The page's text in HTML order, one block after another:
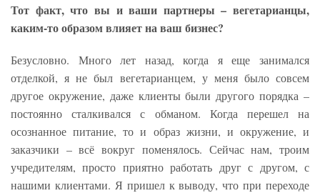
Тот факт, что вы и ваши партнеры – вегетарианцы,
каким-то образом влияет на ваш бизнес?
Безусловно. Много лет назад, когда я еще занимался
отделкой, я не был вегетарианцем, у меня было совсем
другое окружение, даже клиенты были другого порядка –
постоянно сталкивался с обманом. Когда перешел на
осознанное питание, то и образ жизни, и окружение, и
заказчики – всё вокруг поменялось. Сейчас нам, троим
учредителям, просто приятно работать друг с другом, с
нашими клиентами. Я пришел к выводу, что при переходе